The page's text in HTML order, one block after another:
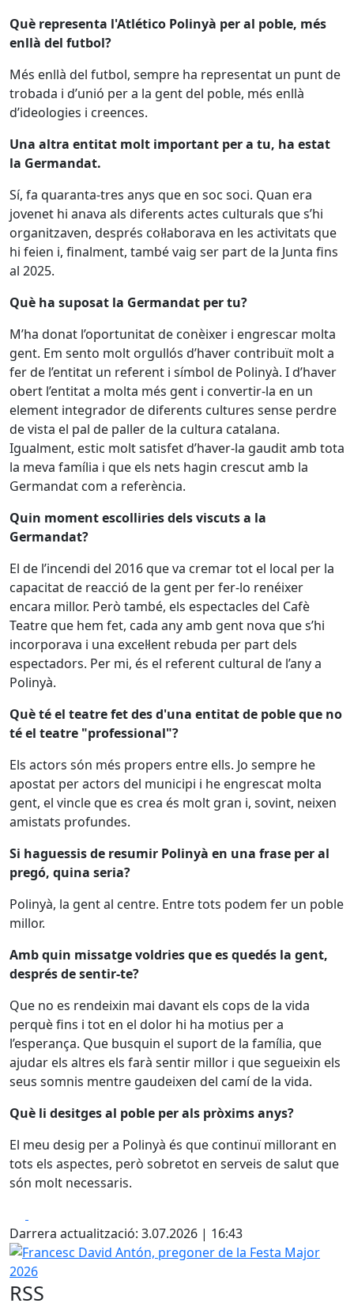
Què representa l'Atlético Polinyà per al poble, més
enllà del futbol?
Més enllà del futbol, sempre ha representat un punt de
trobada i d’unió per a la gent del poble, més enllà
d’ideologies i creences.
Una altra entitat molt important per a tu, ha estat
la Germandat.
Sí, fa quaranta-tres anys que en soc soci. Quan era
jovenet hi anava als diferents actes culturals que s’hi
organitzaven, després col·laborava en les activitats que
hi feien i, finalment, també vaig ser part de la Junta fins
al 2025.
Què ha suposat la Germandat per tu?
M’ha donat l’oportunitat de conèixer i engrescar molta
gent. Em sento molt orgullós d’haver contribuït molt a
fer de l’entitat un referent i símbol de Polinyà. I d’haver
obert l’entitat a molta més gent i convertir-la en un
element integrador de diferents cultures sense perdre
de vista el pal de paller de la cultura catalana.
Igualment, estic molt satisfet d’haver-la gaudit amb tota
la meva família i que els nets hagin crescut amb la
Germandat com a referència.
Quin moment escolliries dels viscuts a la
Germandat?
El de l’incendi del 2016 que va cremar tot el local per la
capacitat de reacció de la gent per fer-lo renéixer
encara millor. Però també, els espectacles del Cafè
Teatre que hem fet, cada any amb gent nova que s’hi
incorporava i una excel·lent rebuda per part dels
espectadors. Per mi, és el referent cultural de l’any a
Polinyà.
Què té el teatre fet des d'una entitat de poble que no
té el teatre "professional"?
Els actors són més propers entre ells. Jo sempre he
apostat per actors del municipi i he engrescat molta
gent, el vincle que es crea és molt gran i, sovint, neixen
amistats profundes.
Si haguessis de resumir Polinyà en una frase per al
pregó, quina seria?
Polinyà, la gent al centre. Entre tots podem fer un poble
millor.
Amb quin missatge voldries que es quedés la gent,
després de sentir-te?
Que no es rendeixin mai davant els cops de la vida
perquè fins i tot en el dolor hi ha motius per a
l’esperança. Que busquin el suport de la família, que
ajudar els altres els farà sentir millor i que segueixin els
seus somnis mentre gaudeixen del camí de la vida.
Què li desitges al poble per als pròxims anys?
El meu desig per a Polinyà és que continuï millorant en
tots els aspectes, però sobretot en serveis de salut que
són molt necessaris.
Darrera actualització: 3.07.2026 | 16:43
Francesc David Antón, pregoner de la Festa Major 2026
RSS